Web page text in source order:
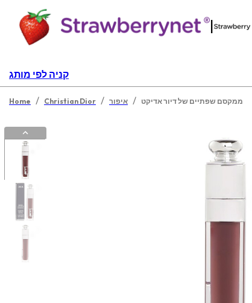
|
קניה לפי מותג
Home / Christian Dior / איפור / ממקסם שפתיים של דיור אדיקט